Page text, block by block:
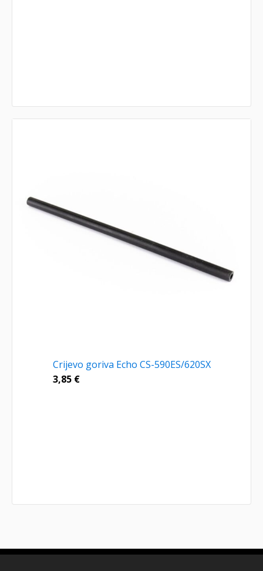
Crijevo goriva Echo CS-590ES/620SX
3,85 €